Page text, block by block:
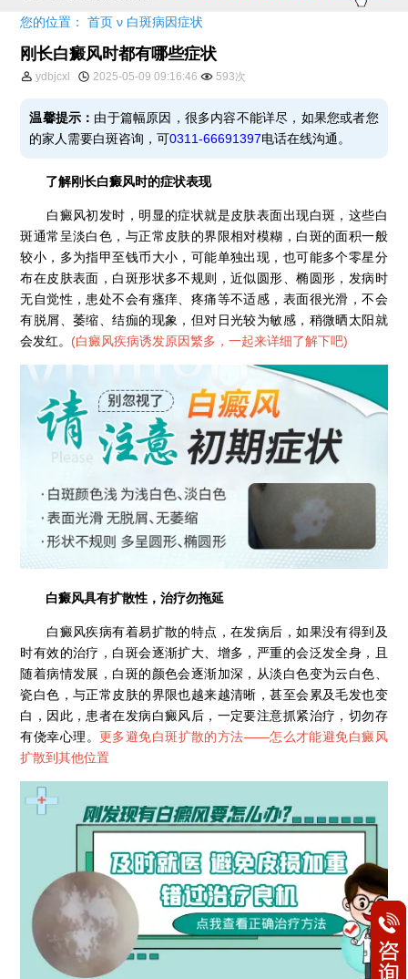
您的位置：首页 ν 白斑病因症状
刚长白癜风时都有哪些症状
ydbjcxl 2025-05-09 09:16:46 593次
温馨提示： 由于篇幅原因，很多内容不能详尽，如果您或者您
的家人需要白斑咨询，可0311-66691397电话在线沟通。
了解刚长白癜风时的症状表现
白癜风初发时，明显的症状就是皮肤表面出现白斑，这些白
斑通常呈淡白色，与正常皮肤的界限相对模糊，白斑的面积一般
较小，多为指甲至钱币大小，可能单独出现，也可能多个零星分
布在皮肤表面，白斑形状多不规则，近似圆形、椭圆形，发病时
无自觉性，患处不会有瘙痒、疼痛等不适感，表面很光滑，不会
有脱屑、萎缩、结痂的现象，但对日光较为敏感，稍微晒太阳就
会发红。 (白癜风疾病诱发原因繁多，一起来详细了解下吧)
白癜风具有扩散性，治疗勿拖延
白癜风疾病有着易扩散的特点，在发病后，如果没有得到及
时有效的治疗，白斑会逐渐扩大、增多，严重的会泛发全身，且
随着病情发展，白斑的颜色会逐渐加深，从淡白色变为云白色、
瓷白色，与正常皮肤的界限也越来越清晰，甚至会累及毛发也变
白，因此，患者在发病白癜风后，一定要注意抓紧治疗，切勿存
有侥幸心理。 更多避免白斑扩散的方法——怎么才能避免白癜风
扩散到其他位置